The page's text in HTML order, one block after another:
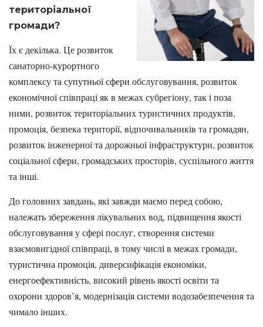
територіальної
громади?
Їх є декілька. Це розвиток
санаторно-курортного
комплексу та супутньої сфери обслуговування, розвиток
економічної співпраці як в межах субрегіону, так і поза
ними, розвиток територіальних туристичних продуктів,
промоція, безпека території, відпочивальників та громадян,
розвиток інженерної та дорожньої інфраструктури, розвиток
соціальної сфери, громадських просторів, суспільного життя
та інші.
До головних завдань, які завжди маємо перед собою,
належать збереження лікувальних вод, підвищення якості
обслуговування у сфері послуг, створення системи
взаємовигідної співпраці, в тому числі в межах громади,
туристична промоція, диверсифікація економіки,
енергоефективність, високий рівень якості освіти та
охорони здоров’я, модернізація системи водозабезпечення та
чимало інших.